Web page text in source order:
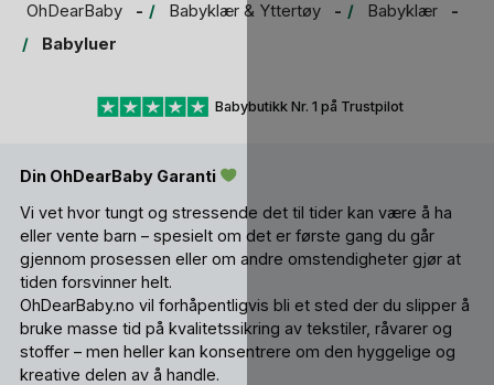
OhDearBaby Babyklær & Yttertøy
Babyklær
Babyluer
Babybutikk Nr. 1 på Trustpilot
Din OhDearBaby Garanti
Vi vet hvor tungt og stressende det til tider kan være å ha
eller vente barn – spesielt om det er første gang du går
gjennom prosessen eller om andre omstendigheter gjør at
tiden forsvinner helt.
OhDearBaby.no vil forhåpentligvis bli et sted der du slipper å
bruke masse tid på kvalitetssikring av tekstiler, råvarer og
stoffer – men heller kan konsentrere om den hyggelige og
kreative delen av å handle.